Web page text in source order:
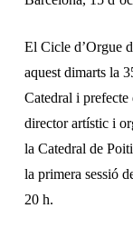
El Cicle d’Orgue
aquest dimarts la
Catedral i
director artístic i
la Catedral de
la primera sessió
20 h.